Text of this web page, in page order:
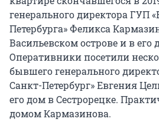
генерального директора ГУП
Петербурга» Феликса
Васильевском острове и в его
Оперативники посетили
бывшего генерального
Санкт-Петербург» Евгения
его дом в Сестрорецке.
домом Кармазинова.